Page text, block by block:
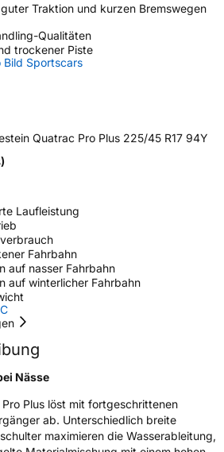
/ Alpine-SymbolJa
Traktion und kurzen Bremswegen
Qualitäten
trockener Piste
Bild Sportscars
Quatrac Pro Plus 225/45 R17 94Y
Laufleistung
Fahrbahn
auf nasser Fahrbahn
auf winterlicher Fahrbahn
Nässe
Plus löst mit fortgeschrittenen
ab. Unterschiedlich breite
maximieren die Wasserableitung,